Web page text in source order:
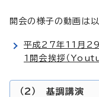
開会の様子の動画は以
平成27年11月
1開会挨拶（
（2） 基調講演